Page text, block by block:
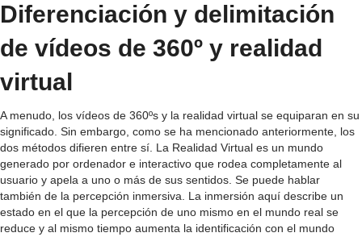
Diferenciación y delimitación
de vídeos de 360º y realidad
virtual
A menudo, los vídeos de 360ºs y la realidad virtual se equiparan en su
significado. Sin embargo, como se ha mencionado anteriormente, los
dos métodos difieren entre sí. La Realidad Virtual es un mundo
generado por ordenador e interactivo que rodea completamente al
usuario y apela a uno o más de sus sentidos. Se puede hablar
también de la percepción inmersiva. La inmersión aquí describe un
estado en el que la percepción de uno mismo en el mundo real se
reduce y al mismo tiempo aumenta la identificación con el mundo